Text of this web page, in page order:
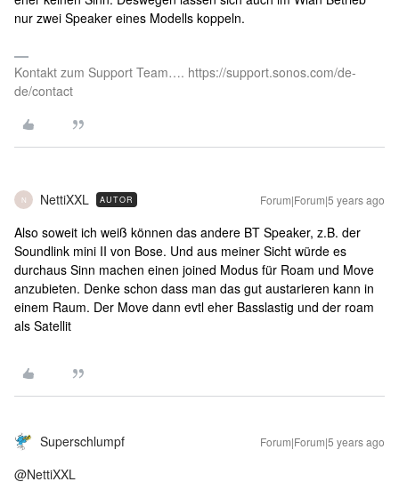
nur zwei Speaker eines Modells koppeln.
Kontakt zum Support Team…. https://support.sonos.com/de-
de/contact
N NettiXXL AUTOR Forum|Forum|5 years ago
Also soweit ich weiß können das andere BT Speaker, z.B. der
Soundlink mini II von Bose. Und aus meiner Sicht würde es
durchaus Sinn machen einen joined Modus für Roam und Move
anzubieten. Denke schon dass man das gut austarieren kann in
einem Raum. Der Move dann evtl eher Basslastig und der roam
als Satellit
Superschlumpf Forum|Forum|5 years ago
@NettiXXL